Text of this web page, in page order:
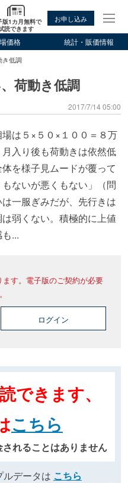
版1カ月無料で
読できます
お申し込み
価格 統計・販価情報
き低調
荷動き低調
2017/7/14 05:00
は５×５０×１００＝８万
入り後も荷動きは依然低
を様子見ムードが覆って
ないが悪くもない」（問
一服ぎみだが、先行きは
弱くない。積極的に上値
...
す。電子版のご契約が必要
ログイン
できます、
こちら
れることはありません
データは こちら